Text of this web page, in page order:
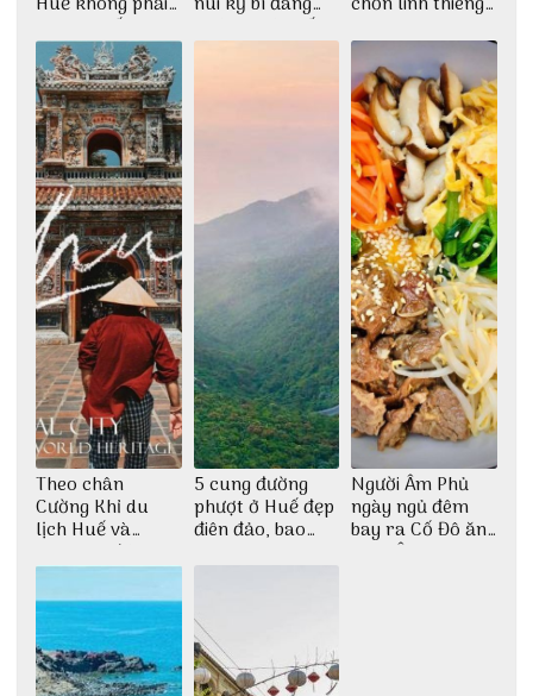
ai cũng biết khám phá nhất
thiền định
Theo chân
Cường Khỉ du
lịch Huế và
check-in đúng
những góc chụp
đẹp
5 cung đường
phượt ở Huế đẹp
điên đảo, bao
dịch
Người Âm Phủ
ngày ngủ đêm
bay ra Cố Đô ăn
Cơm Âm Phủ